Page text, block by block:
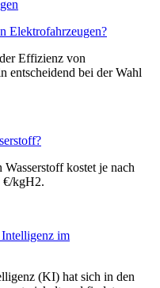
Elektrofahrzeugen?
Effizienz von
entscheidend bei der Wahl
kostet je nach
€/kgH2.
im
(KI) hat sich in den